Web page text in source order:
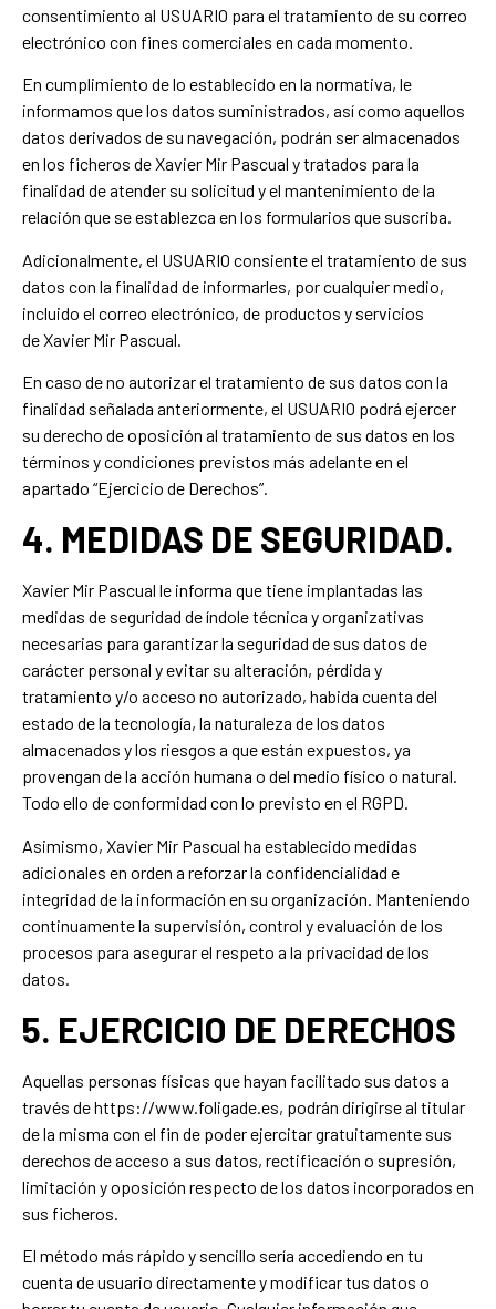
consentimiento al USUARIO para el tratamiento de su correo
electrónico con fines comerciales en cada momento.
En cumplimiento de lo establecido en la normativa, le
informamos que los datos suministrados, así como aquellos
datos derivados de su navegación, podrán ser almacenados
en los ficheros de Xavier Mir Pascual y tratados para la
finalidad de atender su solicitud y el mantenimiento de la
relación que se establezca en los formularios que suscriba.
Adicionalmente, el USUARIO consiente el tratamiento de sus
datos con la finalidad de informarles, por cualquier medio,
incluido el correo electrónico, de productos y servicios
de Xavier Mir Pascual.
En caso de no autorizar el tratamiento de sus datos con la
finalidad señalada anteriormente, el USUARIO podrá ejercer
su derecho de oposición al tratamiento de sus datos en los
términos y condiciones previstos más adelante en el
apartado “Ejercicio de Derechos”.
4. MEDIDAS DE SEGURIDAD.
Xavier Mir Pascual le informa que tiene implantadas las
medidas de seguridad de índole técnica y organizativas
necesarias para garantizar la seguridad de sus datos de
carácter personal y evitar su alteración, pérdida y
tratamiento y/o acceso no autorizado, habida cuenta del
estado de la tecnología, la naturaleza de los datos
almacenados y los riesgos a que están expuestos, ya
provengan de la acción humana o del medio físico o natural.
Todo ello de conformidad con lo previsto en el RGPD.
Asimismo, Xavier Mir Pascual ha establecido medidas
adicionales en orden a reforzar la confidencialidad e
integridad de la información en su organización. Manteniendo
continuamente la supervisión, control y evaluación de los
procesos para asegurar el respeto a la privacidad de los
datos.
5. EJERCICIO DE DERECHOS
Aquellas personas físicas que hayan facilitado sus datos a
través de https://www.foligade.es, podrán dirigirse al titular
de la misma con el fin de poder ejercitar gratuitamente sus
derechos de acceso a sus datos, rectificación o supresión,
limitación y oposición respecto de los datos incorporados en
sus ficheros.
El método más rápido y sencillo sería accediendo en tu
cuenta de usuario directamente y modificar tus datos o